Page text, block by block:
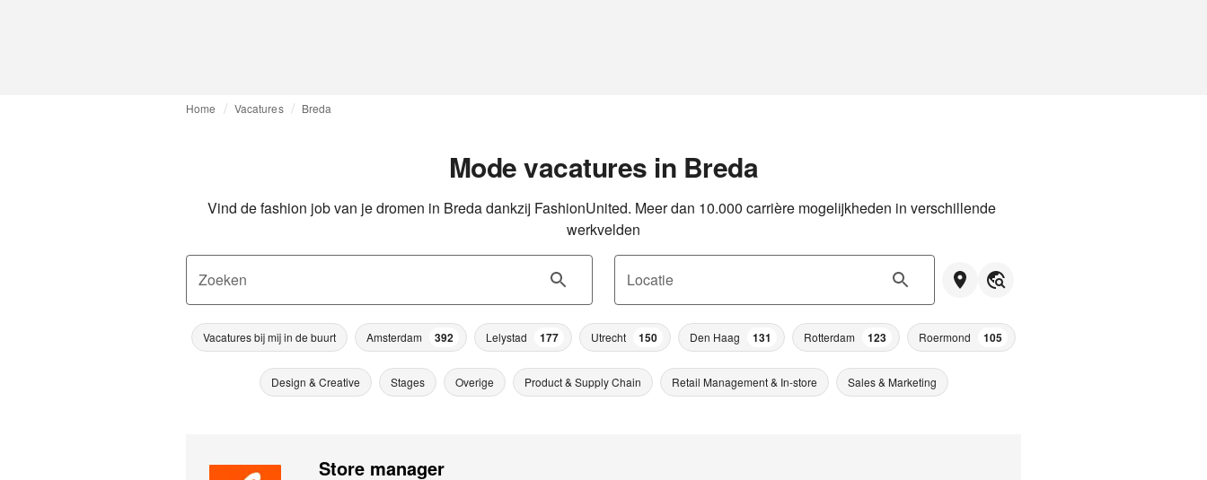
Home Vacatures Breda
Mode vacatures in Breda
Vind de fashion job van je dromen in Breda dankzij FashionUnited. Meer dan 10.000 carrière mogelijkheden in verschillende
werkvelden
Zoeken Locatie
Vacatures bij mij in de buurt Amsterdam 392 Lelystad 177 Utrecht 150 Den Haag 131 Rotterdam 123 Roermond 105
Design & Creative Stages Overige Product & Supply Chain Retail Management & In-store Sales & Marketing
Store manager